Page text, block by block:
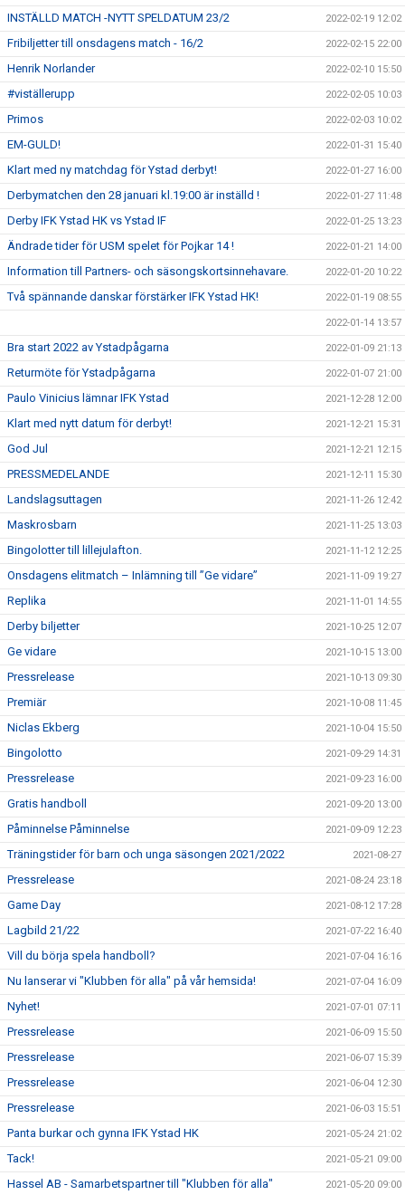
INSTÄLLD MATCH -NYTT SPELDATUM 23/2 2022-02-19 12:02
Fribiljetter till onsdagens match - 16/2 2022-02-15 22:00
Henrik Norlander 2022-02-10 15:50
#viställerupp 2022-02-05 10:03
Primos 2022-02-03 10:02
EM-GULD! 2022-01-31 15:40
Klart med ny matchdag för Ystad derbyt! 2022-01-27 16:00
Derbymatchen den 28 januari kl.19:00 är inställd ! 2022-01-27 11:48
Derby IFK Ystad HK vs Ystad IF 2022-01-25 13:23
Ändrade tider för USM spelet för Pojkar 14 ! 2022-01-21 14:00
Information till Partners- och säsongskortsinnehavare. 2022-01-20 10:22
Två spännande danskar förstärker IFK Ystad HK! 2022-01-19 08:55
2022-01-14 13:57
Bra start 2022 av Ystadpågarna 2022-01-09 21:13
Returmöte för Ystadpågarna 2022-01-07 21:00
Paulo Vinicius lämnar IFK Ystad 2021-12-28 12:00
Klart med nytt datum för derbyt! 2021-12-21 15:31
God Jul 2021-12-21 12:15
PRESSMEDELANDE 2021-12-11 15:30
Landslagsuttagen 2021-11-26 12:42
Maskrosbarn 2021-11-25 13:03
Bingolotter till lillejulafton. 2021-11-12 12:25
Onsdagens elitmatch – Inlämning till ”Ge vidare” 2021-11-09 19:27
Replika 2021-11-01 14:55
Derby biljetter 2021-10-25 12:07
Ge vidare 2021-10-15 13:00
Pressrelease 2021-10-13 09:30
Premiär 2021-10-08 11:45
Niclas Ekberg 2021-10-04 15:50
Bingolotto 2021-09-29 14:31
Pressrelease 2021-09-23 16:00
Gratis handboll 2021-09-20 13:00
Påminnelse Påminnelse 2021-09-09 12:23
Träningstider för barn och unga säsongen 2021/2022 2021-08-27
Pressrelease 2021-08-24 23:18
Game Day 2021-08-12 17:28
Lagbild 21/22 2021-07-22 16:40
Vill du börja spela handboll? 2021-07-04 16:16
Nu lanserar vi "Klubben för alla" på vår hemsida! 2021-07-04 16:09
Nyhet! 2021-07-01 07:11
Pressrelease 2021-06-09 15:50
Pressrelease 2021-06-07 15:39
Pressrelease 2021-06-04 12:30
Pressrelease 2021-06-03 15:51
Panta burkar och gynna IFK Ystad HK 2021-05-24 21:02
Tack! 2021-05-21 09:00
Hassel AB - Samarbetspartner till "Klubben för alla" 2021-05-20 09:00